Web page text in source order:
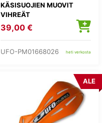
KÄSISUOJIEN MUOVIT
VIHREÄT
39,00 €
UFO-PM01668026 heti verkosta
ALE